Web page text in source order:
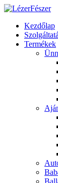
Kezdőlap
Termékek